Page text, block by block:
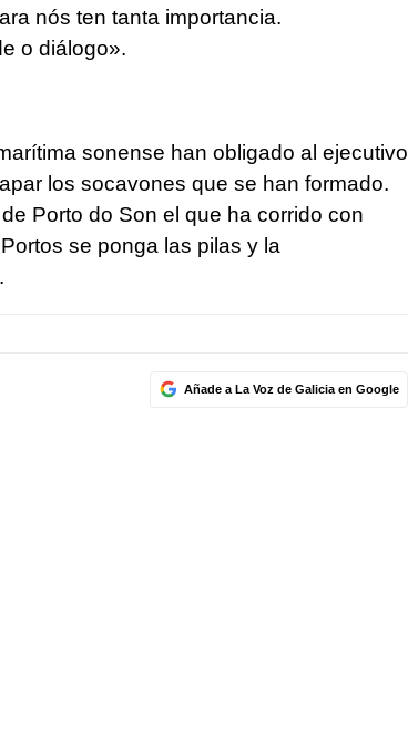
nós ten tanta importancia.
o diálogo».
sonense han obligado al ejecutivo
los socavones que se han formado.
Porto do Son el que ha corrido con
se ponga las pilas y la
Añade a La Voz de Galicia en Google